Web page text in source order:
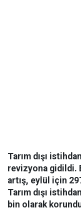
Tarım dışı
revizyona gidildi.
artış, eylül için
Tarım dışı
bin olarak